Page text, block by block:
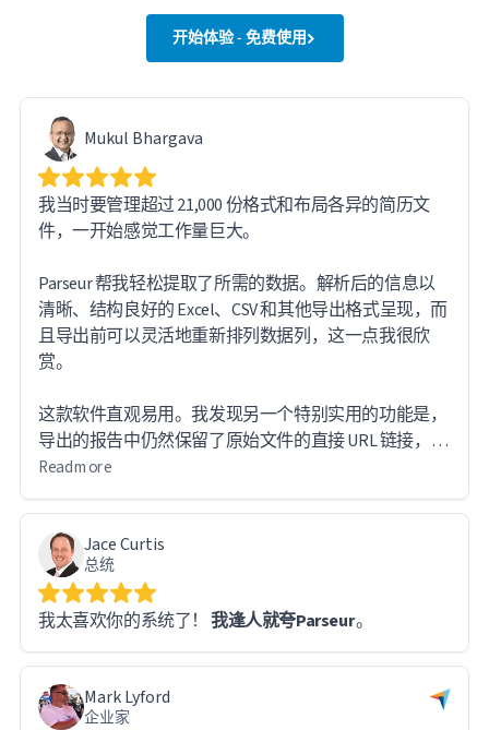
开始体验 - 免费使用
Mukul Bhargava
我当时要管理超过 21,000 份格式和布局各异的简历文
件，一开始感觉工作量巨大。
Parseur 帮我轻松提取了所需的数据。解析后的信息以
清晰、结构良好的 Excel、CSV 和其他导出格式呈现，而
且导出前可以灵活地重新排列数据列，这一点我很欣
赏。
这款软件直观易用。我发现另一个特别实用的功能是，
导出的报告中仍然保留了原始文件的直接 URL 链接，方
便我在需要时查阅源文档。
处理如此庞大的数据量时，我确实遇到了一些技术难
题。不过，Parseur 的支持团队反应迅速，及时响应。
事实上，大多数问题都源于我自身的学习过程，而非软
件本身的限制——系统运行完美无瑕。
我对整个使用体验非常满意，并会毫不犹豫地向任何需
Read more
Jace Curtis
总统
我太喜欢你的系统了！ 我逢人就夸Parseur。
Mark Lyford
企业家